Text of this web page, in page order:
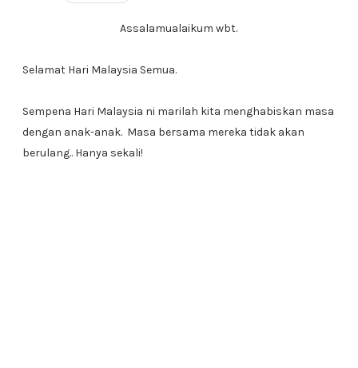
Assalamualaikum wbt.
Selamat Hari Malaysia Semua.
Sempena Hari Malaysia ni marilah kita menghabiskan masa
dengan anak-anak. Masa bersama mereka tidak akan
berulang.. Hanya sekali!